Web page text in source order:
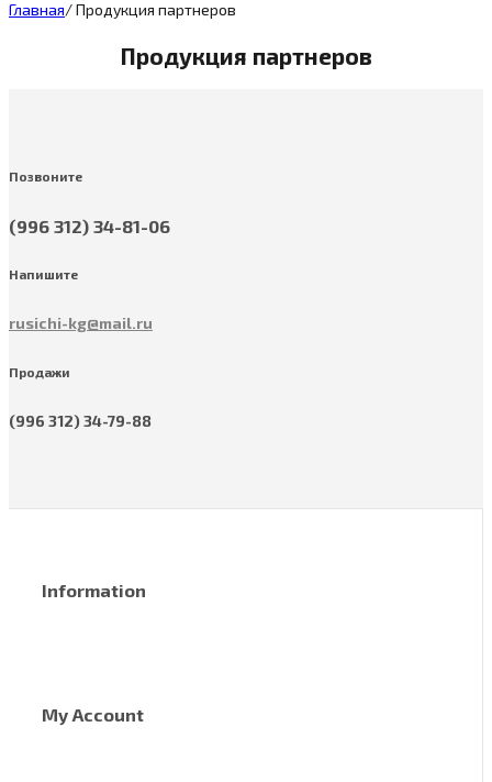
Главная/Продукция партнеров
Продукция партнеров
Позвоните
(996 312) 34-81-06
Напишите
rusichi-kg@mail.ru
Продажи
(996 312) 34-79-88
Information
My Account